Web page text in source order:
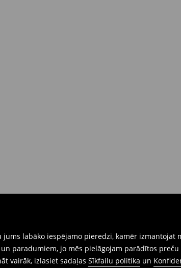
labāko iespējamo pieredzi, kamēr
paradumiem, jo mēs pielāgojam parādītos
vairāk, izlasiet sadaļas Sīkfailu politika un